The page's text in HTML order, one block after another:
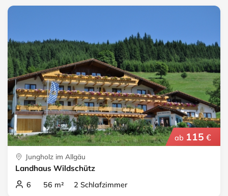
ab 115 €
Jungholz im Allgäu
Landhaus Wildschütz
6 56 m² 2 Schlafzimmer